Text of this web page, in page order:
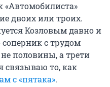
«Автомобилиста»
двоих или троих.
Козловым давно и
соперник с трудом
половины, а трети
связываю то, как
с «пятака».